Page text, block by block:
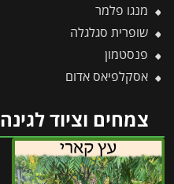
מנגו פלמר
שופרית סגלגלה
פנסטמון
אסקלפיאס אדום
צמחים וציוד לגינה